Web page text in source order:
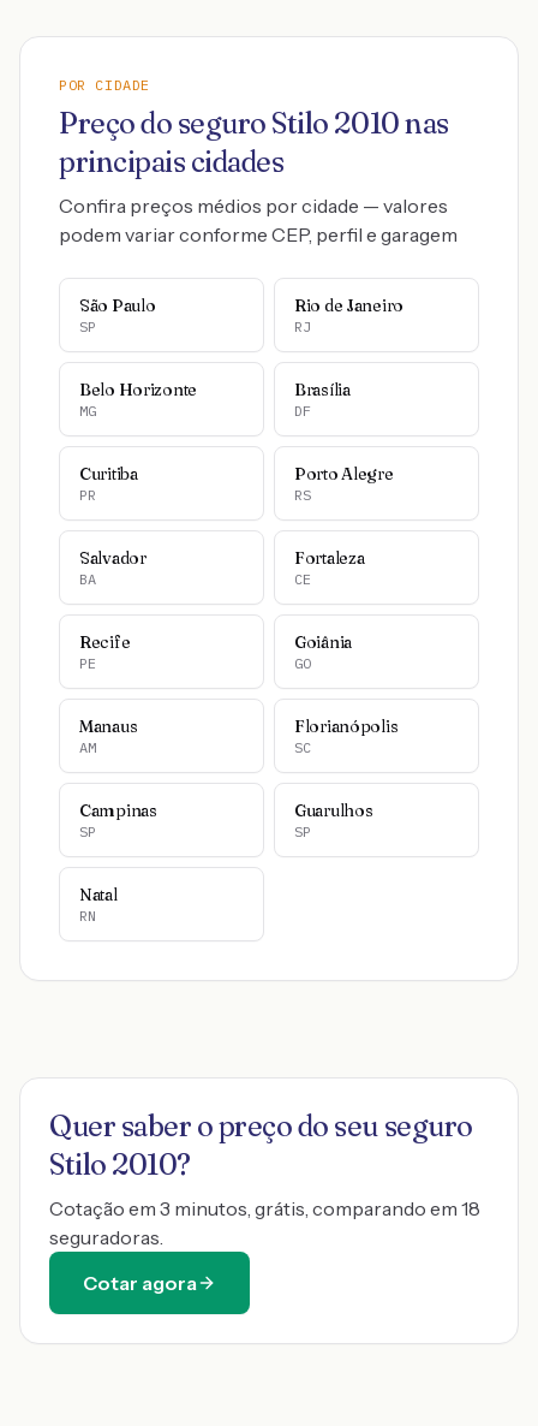
POR CIDADE
Preço do seguro Stilo 2010nas
principais cidades
Confira preços médios por cidade — valores
podem variar conforme CEP, perfil e garagem
São Paulo
SP
Rio de Janeiro
RJ
Belo Horizonte
MG
Brasília
DF
Curitiba
PR
Porto Alegre
RS
Salvador
BA
Fortaleza
CE
Recife
PE
Goiânia
GO
Manaus
AM
Florianópolis
SC
Campinas
SP
Guarulhos
SP
Natal
RN
Quer saber o preço do seu seguro
Stilo 2010?
Cotação em 3 minutos, grátis, comparando em 18
seguradoras.
Cotar agora